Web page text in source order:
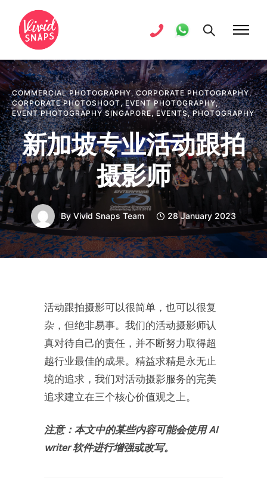
COMMERCIAL PHOTOGRAPHY,CORPORATE PHOTOGRAPHY,
CORPORATE PHOTOSHOOT, EVENT PHOTOGRAPHY,
EVENT PHOTOGRAPHY SINGAPORE,EVENTS,PHOTOGRAPHY
新加坡专业活动跟拍
摄影师
By Vivid Snaps Team 28 January 2023
活动跟拍摄影可以很简单，也可以很复
杂，但绝非易事。我们的活动摄影师认
真对待自己的责任，并不断努力取得超
越行业最佳的成果。精益求精是永无止
境的追求，我们对活动摄影服务的完美
追求建立在三个核心价值观之上。
注意：本文中的某些内容可能会使用 AI
writer 软件进行增强或改写。